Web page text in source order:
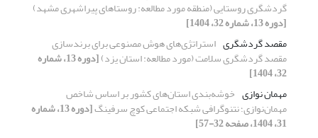
گردشگری روستایی (منطقه مورد مطالعه: روستاهای پیراشهری مشهد)
[دوره 13، شماره 32، 1404]
مقصد گردشگری استراتژی‌های هوش مصنوعی برای برندسازی
مقصد گردشگری سلامت (مورد مطالعه: استان یزد) [دوره 13، شماره
32، 1404]
مهمان نوازی خوشه‌بندی استان‌های کشور بر اساس شاخص
مهمان‌نوازی؛ نتنوگرافی شبکه اجتماعی کوچ سرفینگ [دوره 13، شماره
31، 1404، صفحه 32-57]